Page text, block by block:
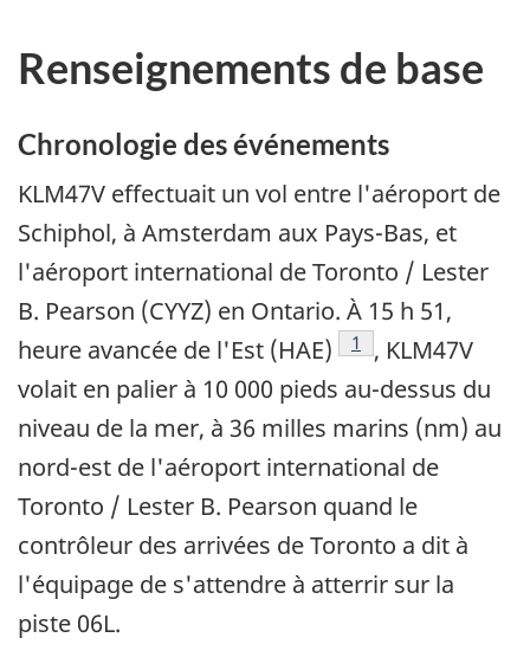
Renseignements de base
Chronologie des événements
KLM47V effectuait un vol entre l'aéroport de
Schiphol, à Amsterdam aux Pays-Bas, et
l'aéroport international de Toronto / Lester
B. Pearson (CYYZ) en Ontario. À 15 h 51,
heure avancée de l'Est (HAE)
Footnote
1
, KLM47V
volait en palier à 10 000 pieds au-dessus du
niveau de la mer, à 36 milles marins (nm) au
nord-est de l'aéroport international de
Toronto / Lester B. Pearson quand le
contrôleur des arrivées de Toronto a dit à
l'équipage de s'attendre à atterrir sur la
piste 06L.